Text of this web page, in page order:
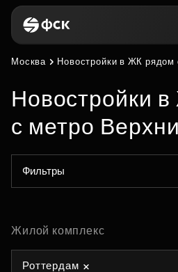
Москва Новостройки в ЖК рядом
Новостройки
с метро
Фильтры
Жилой комплекс
Роттердам